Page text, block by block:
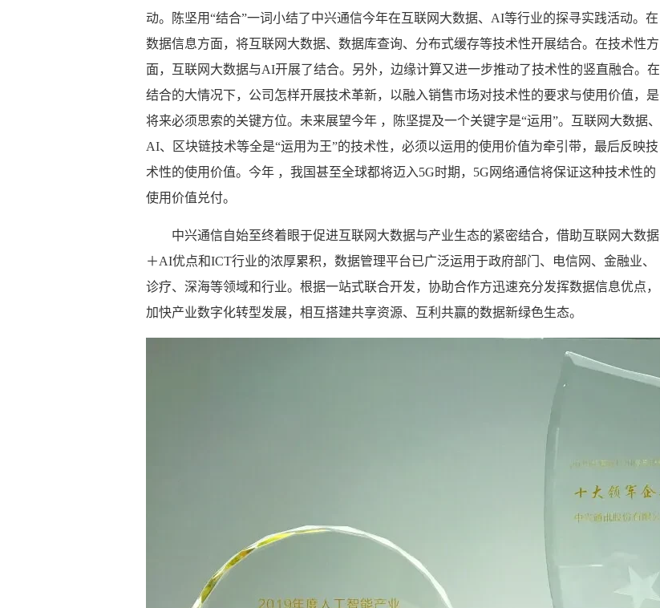
动。陈坚用“结合”一词小结了中兴通信今年在互联网大数据、AI等行业的探寻实践活动。在
数据信息方面，将互联网大数据、数据库查询、分布式缓存等技术性开展结合。在技术性方
面，互联网大数据与AI开展了结合。另外，边缘计算又进一步推动了技术性的竖直融合。在
结合的大情况下，公司怎样开展技术革新，以融入销售市场对技术性的要求与使用价值，是
将来必须思索的关键方位。未来展望今年 ，陈坚提及一个关键字是“运用”。互联网大数据、
AI、区块链技术等全是“运用为王”的技术性，必须以运用的使用价值为牵引带，最后反映技
术性的使用价值。今年 ，我国甚至全球都将迈入5G时期，5G网络通信将保证这种技术性的
使用价值兑付。
中兴通信自始至终着眼于促进互联网大数据与产业生态的紧密结合，借助互联网大数据
＋AI优点和ICT行业的浓厚累积，数据管理平台已广泛运用于政府部门、电信网、金融业、
诊疗、深海等领域和行业。根据一站式联合开发，协助合作方迅速充分发挥数据信息优点，
加快产业数字化转型发展，相互搭建共享资源、互利共赢的数据新绿色生态。